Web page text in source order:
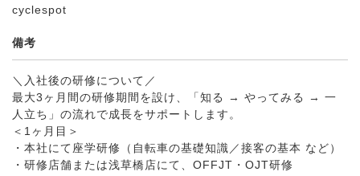
cyclespot
備考
＼入社後の研修について／
最大3ヶ月間の研修期間を設け、「知る → やってみる → 一
人立ち」の流れで成長をサポートします。
＜1ヶ月目＞
・本社にて座学研修（自転車の基礎知識／接客の基本 など）
・研修店舗または浅草橋店にて、OFFJT・OJT研修